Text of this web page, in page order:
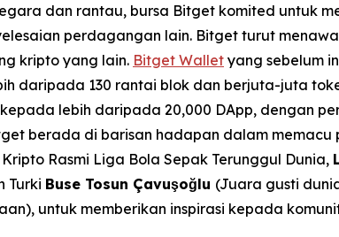
dan rantau, bursa Bitget komited untuk
perdagangan lain. Bitget turut
kripto yang lain. Bitget Wallet yang sebelum
daripada 130 rantai blok dan berjuta-juta
lebih daripada 20,000 DApp, dengan
berada di barisan hadapan dalam
Rasmi Liga Bola Sepak Terunggul Dunia,
Turki Buse Tosun Çavuşoğlu (Juara gusti
untuk memberikan inspirasi kepada